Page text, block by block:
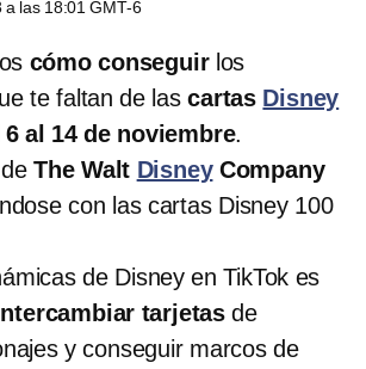
las 18:01 GMT-6
cómo conseguirlos
te faltan de lascartas Disney
6 al 14 de noviembre.
The Walt DisneyCompany
con las cartas Disney 100
de Disney en TikTok es
tarjetas de
y conseguir marcos de